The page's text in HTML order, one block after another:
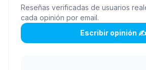
Reseñas verificadas de usuarios
cada opinión por email.
Escribir opinión